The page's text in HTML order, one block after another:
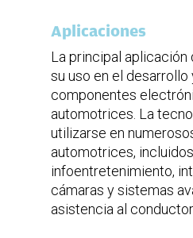
Aplicaciones
La principal aplicación
su uso en el desarrollo
componentes
automotrices. La
utilizarse en
automotrices,
infoentretenimiento,
cámaras y sistemas
asistencia al